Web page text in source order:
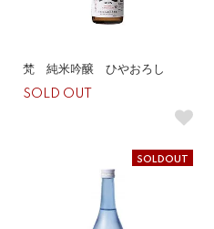
梵 純米吟醸 ひやおろし
SOLD OUT
SOLDOUT